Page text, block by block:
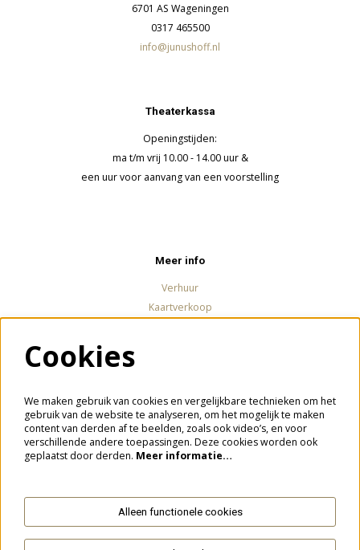
6701 AS Wageningen
0317 465500
info@junushoff.nl
Theaterkassa
Openingstijden:
ma t/m vrij 10.00 - 14.00 uur &
een uur voor aanvang van een voorstelling
Meer info
Verhuur
Kaartverkoop
Meld je aan voor de nieuwsbrief
Aanmelden
Cookies
We maken gebruik van cookies en vergelijkbare technieken om het
gebruik van de website te analyseren, om het mogelijk te maken
content van derden af te beelden, zoals ook video’s, en voor
verschillende andere toepassingen. Deze cookies worden ook
geplaatst door derden. Meer informatie…
Alleen functionele cookies